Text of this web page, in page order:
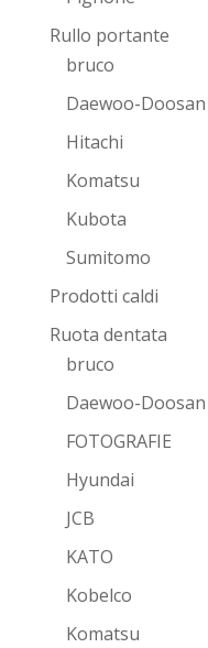
Rullo portante
bruco
Daewoo-Doosan
Hitachi
Komatsu
Kubota
Sumitomo
Prodotti caldi
Ruota dentata
bruco
Daewoo-Doosan
FOTOGRAFIE
Hyundai
JCB
KATO
Kobelco
Komatsu